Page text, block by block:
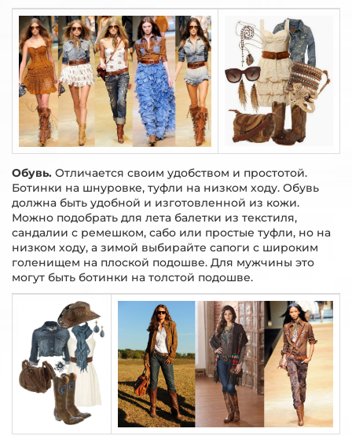
Обувь. Отличается своим удобством и простотой.
Ботинки на шнуровке, туфли на низком ходу. Обувь
должна быть удобной и изготовленной из кожи.
Можно подобрать для лета балетки из текстиля,
сандалии с ремешком, сабо или простые туфли, но на
низком ходу, а зимой выбирайте сапоги с широким
голенищем на плоской подошве. Для мужчины это
могут быть ботинки на толстой подошве.